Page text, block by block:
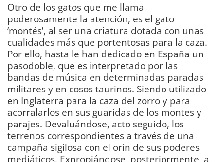
Otro de los gatos que me llama
poderosamente la atención, es el gato
‘montés’, al ser una criatura dotada con unas
cualidades más que portentosas para la caza.
Por ello, hasta le han dedicado en España un
pasodoble, que es interpretado por las
bandas de música en determinadas paradas
militares y en cosos taurinos. Siendo utilizado
en Inglaterra para la caza del zorro y para
acorralarlos en sus guaridas de los montes y
parajes. Devaluándose, acto seguido, los
terrenos correspondientes a través de una
campaña sigilosa con el orín de sus poderes
mediáticos. Expropiándose, posteriormente, a